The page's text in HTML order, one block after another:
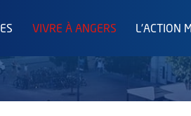
VIVRE À ANGERS L'ACTION